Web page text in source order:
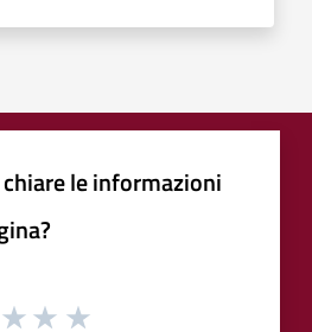
le informazioni